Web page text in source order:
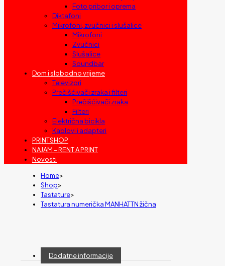
Foto pribor i oprema
Diktafoni
Mikrofoni, zvučnici i slušalice
Mikrofoni
Zvučnici
Slušalice
Soundbar
Dom i slobodno vrijeme
Televizori
Prečišćivači zraka i filteri
Prečišćivači zraka
Filteri
Električna bicikla
Kablovi i adapteri
PRINTSHOP
NAJAM – RENT A PRINT
Novosti
Home>
Shop>
Tastature>
Tastatura numerička MANHATTN žična
Dodatne informacije